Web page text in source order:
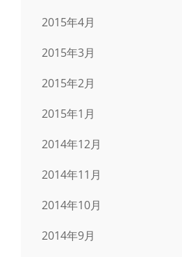
2015年4月
2015年3月
2015年2月
2015年1月
2014年12月
2014年11月
2014年10月
2014年9月